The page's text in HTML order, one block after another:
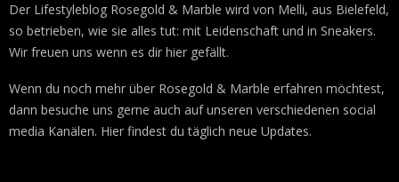
Der Lifestyleblog Rosegold & Marble wird von Melli, aus Bielefeld,
so betrieben, wie sie alles tut: mit Leidenschaft und in Sneakers.
Wir freuen uns wenn es dir hier gefällt.
Wenn du noch mehr über Rosegold & Marble erfahren möchtest,
dann besuche uns gerne auch auf unseren verschiedenen social
media Kanälen. Hier findest du täglich neue Updates.